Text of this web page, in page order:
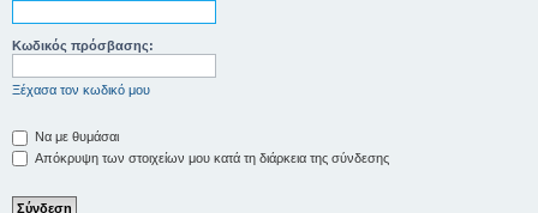
Κωδικός πρόσβασης:
Ξέχασα τον κωδικό μου
Να με θυμάσαι
Απόκρυψη των στοιχείων μου κατά τη διάρκεια της σύνδεσης